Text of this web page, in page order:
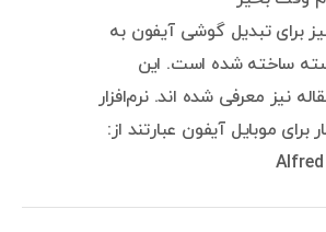
نیز برای تبدیل گوشی آیفون به
ساخته شده است. این
نیز معرفی شده اند. نرم‌افزار
موبایل آیفون عبارتند از: